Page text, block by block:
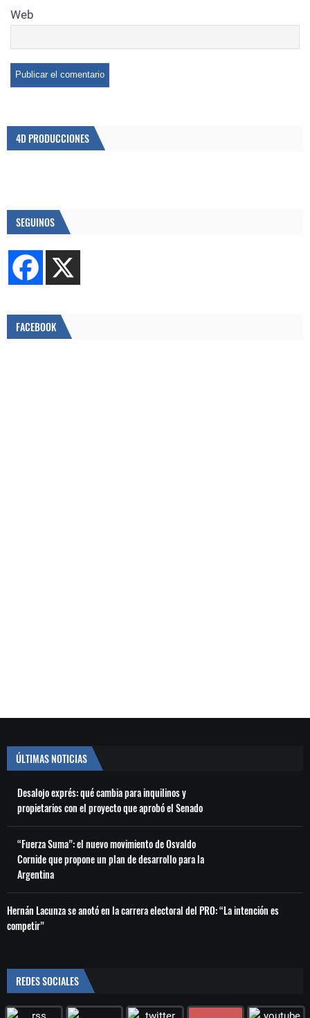
Web
4D PRODUCCIONES
SEGUINOS
FACEBOOK
ÚLTIMAS NOTICIAS
Desalojo exprés: qué cambia para inquilinos y
propietarios con el proyecto que aprobó el Senado
“Fuerza Suma”: el nuevo movimiento de Osvaldo
Cornide que propone un plan de desarrollo para la
Argentina
Hernán Lacunza se anotó en la carrera electoral del PRO: “La intención es
competir”
REDES SOCIALES